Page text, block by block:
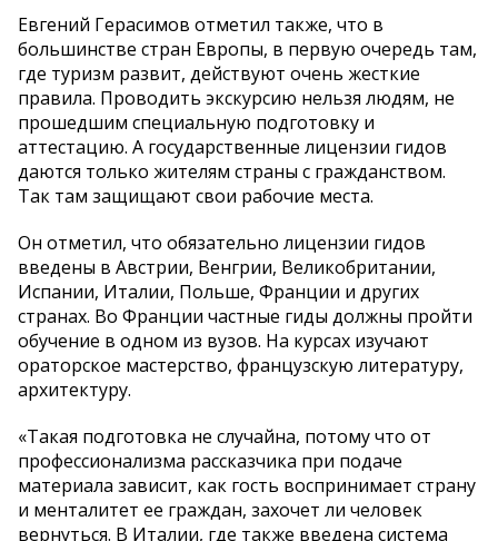
Евгений Герасимов отметил также, что в
большинстве стран Европы, в первую очередь там,
где туризм развит, действуют очень жесткие
правила. Проводить экскурсию нельзя людям, не
прошедшим специальную подготовку и
аттестацию. А государственные лицензии гидов
даются только жителям страны с гражданством.
Так там защищают свои рабочие места.
Он отметил, что обязательно лицензии гидов
введены в Австрии, Венгрии, Великобритании,
Испании, Италии, Польше, Франции и других
странах. Во Франции частные гиды должны пройти
обучение в одном из вузов. На курсах изучают
ораторское мастерство, французскую литературу,
архитектуру.
«Такая подготовка не случайна, потому что от
профессионализма рассказчика при подаче
материала зависит, как гость воспринимает страну
и менталитет ее граждан, захочет ли человек
вернуться. В Италии, где также введена система